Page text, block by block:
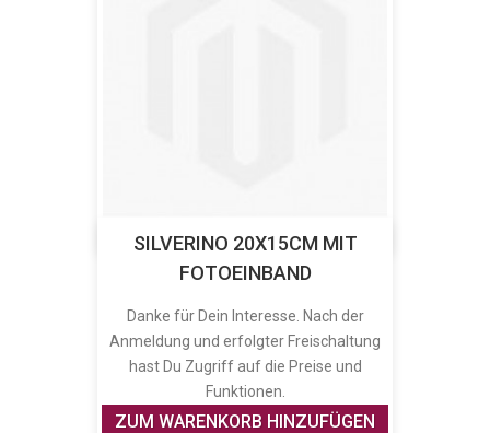
SILVERINO 20X15CM MIT
FOTOEINBAND
Danke für Dein Interesse. Nach der
Anmeldung und erfolgter Freischaltung
hast Du Zugriff auf die Preise und
Funktionen.
ZUM WARENKORB HINZUFÜGEN